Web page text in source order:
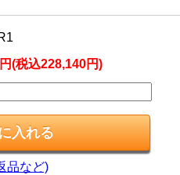
(税込228,140円)
品など)